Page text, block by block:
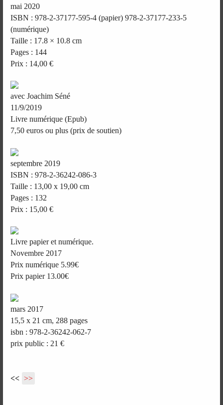
mai 2020
ISBN : 978-2-37177-595-4 (papier) 978-2-37177-233-5
(numérique)
Taille : 17.8 × 10.8 cm
Pages : 144
Prix : 14,00 €
avec Joachim Séné
11/9/2019
Livre numérique (Epub)
7,50 euros ou plus (prix de soutien)
septembre 2019
ISBN : 978-2-36242-086-3
Taille : 13,00 x 19,00 cm
Pages : 132
Prix : 15,00 €
Livre papier et numérique.
Novembre 2017
Prix numérique 5.99€
Prix papier 13.00€
mars 2017
15,5 x 21 cm, 288 pages
isbn : 978-2-36242-062-7
prix public : 21 €
<< >>